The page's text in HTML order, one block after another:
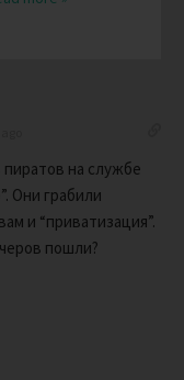
на службе
Они грабили
и “приватизация”.
пошли?